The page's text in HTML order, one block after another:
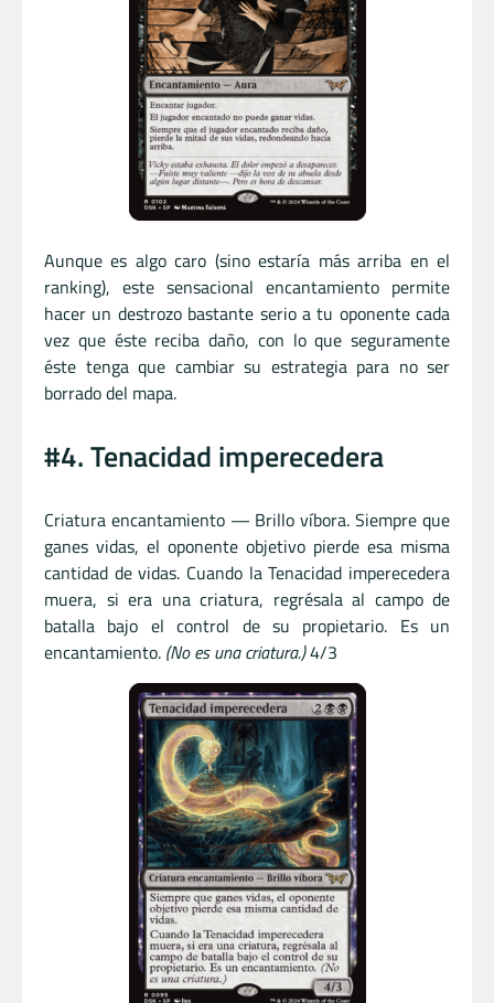
Aunque es algo caro (sino estaría más arriba en el
ranking), este sensacional encantamiento permite
hacer un destrozo bastante serio a tu oponente cada
vez que éste reciba daño, con lo que seguramente
éste tenga que cambiar su estrategia para no ser
borrado del mapa.
#4. Tenacidad imperecedera
Criatura encantamiento — Brillo víbora. Siempre que
ganes vidas, el oponente objetivo pierde esa misma
cantidad de vidas. Cuando la Tenacidad imperecedera
muera, si era una criatura, regrésala al campo de
batalla bajo el control de su propietario. Es un
encantamiento. (No es una criatura.)4/3